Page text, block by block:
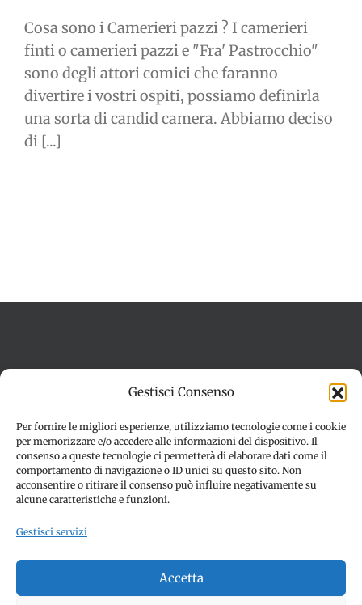
Gestisci Consenso
Per fornire le migliori esperienze, utilizziamo tecnologie come i cookie
per memorizzare e/o accedere alle informazioni del dispositivo. Il
consenso a queste tecnologie ci permetterà di elaborare dati come il
comportamento di navigazione o ID unici su questo sito. Non
acconsentire o ritirare il consenso può influire negativamente su
alcune caratteristiche e funzioni.
Gestisci servizi
Accetta
Cosa sono i Camerieri pazzi ? I camerieri
finti o camerieri pazzi e "Fra' Pastrocchio"
sono degli attori comici che faranno
divertire i vostri ospiti, possiamo definirla
una sorta di candid camera. Abbiamo deciso
di [...]
Disconoscimento
© Copyright 2012 -2026 | SPETTACOLI EVENTI - CIVITANOVA
MARCHE (MC) - Partita iva: 01907890436 | ALL RIGHTS